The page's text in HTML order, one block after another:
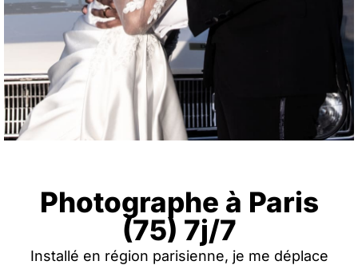
Photographe à Paris
(75) 7j/7
Installé en région parisienne, je me déplace